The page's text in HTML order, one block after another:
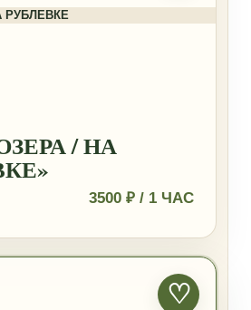
/ НА
3500 ₽ / 1 ЧАС
♡